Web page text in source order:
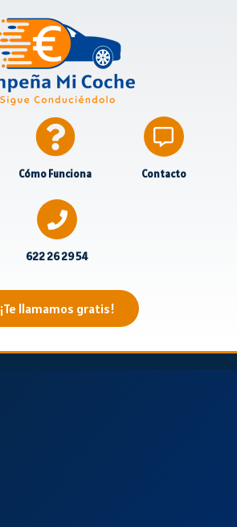
Cómo Funciona Contacto
622 26 29 54
¡Te llamamos gratis!